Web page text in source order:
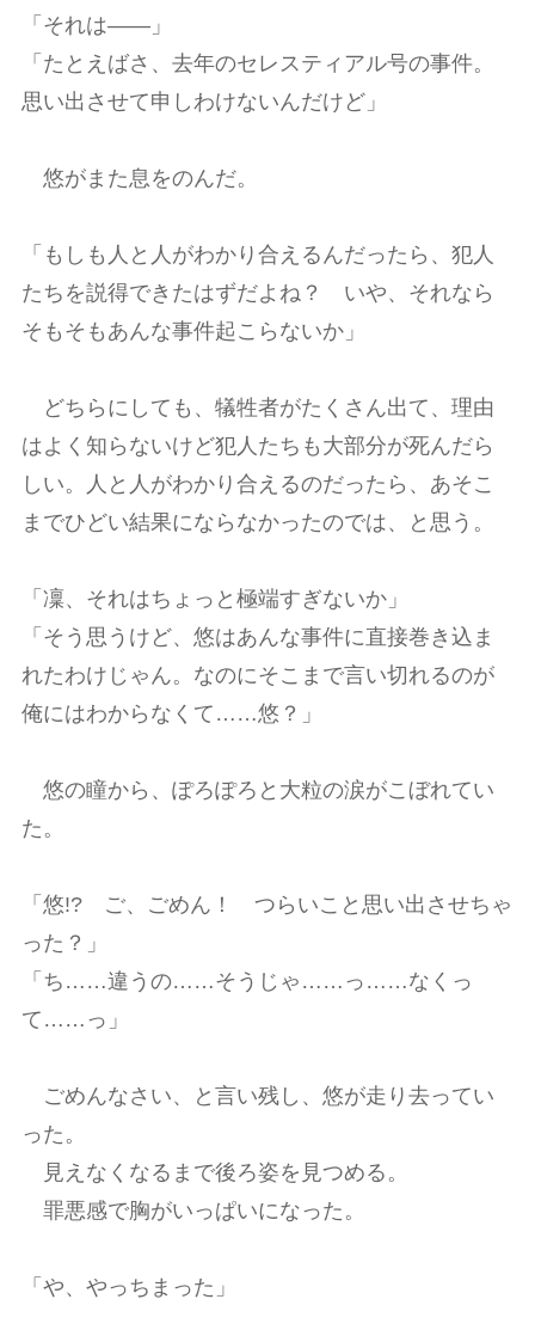
「それは――」
「たとえばさ、去年のセレスティアル号の事件。
思い出させて申しわけないんだけど」
悠がまた息をのんだ。
「もしも人と人がわかり合えるんだったら、犯人
たちを説得できたはずだよね？ いや、それなら
そもそもあんな事件起こらないか」
どちらにしても、犠牲者がたくさん出て、理由
はよく知らないけど犯人たちも大部分が死んだら
しい。人と人がわかり合えるのだったら、あそこ
までひどい結果にならなかったのでは、と思う。
「凜、それはちょっと極端すぎないか」
「そう思うけど、悠はあんな事件に直接巻き込ま
れたわけじゃん。なのにそこまで言い切れるのが
俺にはわからなくて……悠？」
悠の瞳から、ぽろぽろと大粒の涙がこぼれてい
た。
「悠!? ご、ごめん！ つらいこと思い出させちゃ
った？」
「ち……違うの……そうじゃ……っ……なくっ
て……っ」
ごめんなさい、と言い残し、悠が走り去ってい
った。
見えなくなるまで後ろ姿を見つめる。
罪悪感で胸がいっぱいになった。
「や、やっちまった」